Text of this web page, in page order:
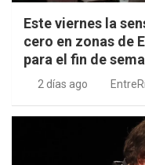
Este viernes la
cero en zonas de
para el fin de
2 días ago